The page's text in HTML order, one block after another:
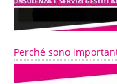
Perché sono